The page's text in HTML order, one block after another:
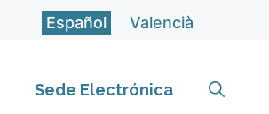
Español Valencià
Sede Electrónica